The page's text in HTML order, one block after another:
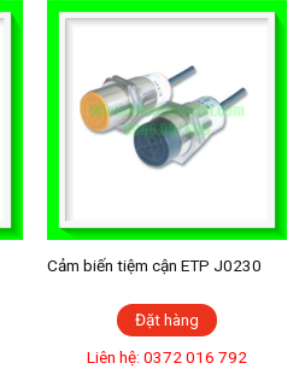
Cảm biến tiệm cận ETP J0230
Đặt hàng
Liên hệ: 0372 016 792